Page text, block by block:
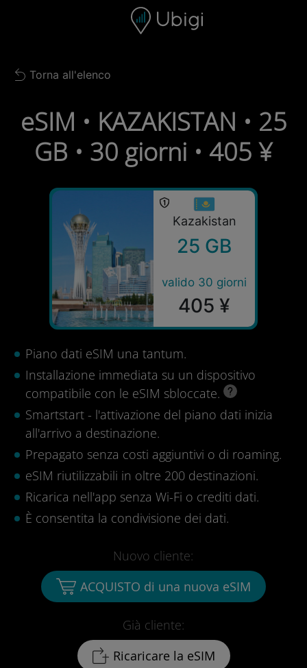
Barra di navigazione
Back to list
Torna all'elenco
eSIM • KAZAKISTAN • 25
GB • 30 giorni • 405 ¥
Kazakistan
25 GB
valido 30 giorni
405 ¥
Piano dati eSIM una tantum.
Installazione immediata su un dispositivo
compatibile con le eSIM sbloccate.
Smartstart - l'attivazione del piano dati inizia
all'arrivo a destinazione.
Prepagato senza costi aggiuntivi o di roaming.
eSIM riutilizzabili in oltre 200 destinazioni.
Ricarica nell'app senza Wi-Fi o crediti dati.
È consentita la condivisione dei dati.
Già cliente:
Ricaricare la eSIM
Nuovo cliente:
ACQUISTO di una nuova eSIM